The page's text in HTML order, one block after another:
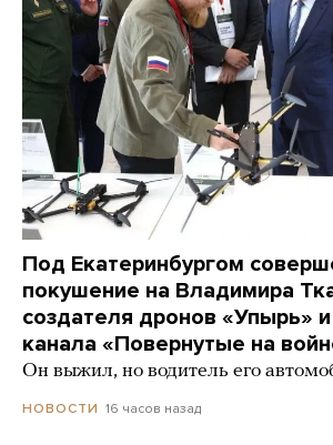
Под Екатеринбургом
покушение на Владимира
создателя дронов «Упырь»
канала «Повернутые на
Он выжил, но водитель его
НОВОСТИ 16 часов назад